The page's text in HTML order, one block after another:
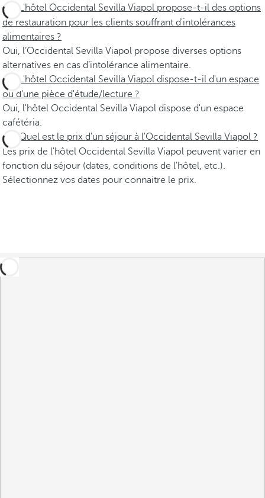
L'hôtel Occidental Sevilla Viapol propose-t-il des options
de restauration pour les clients souffrant d'intolérances
alimentaires ?
Oui, l’Occidental Sevilla Viapol propose diverses options
alternatives en cas d’intolérance alimentaire.
L'hôtel Occidental Sevilla Viapol dispose-t-il d'un espace
ou d'une pièce d'étude/lecture ?
Oui, l'hôtel Occidental Sevilla Viapol dispose d'un espace
cafétéria.
Quel est le prix d'un séjour à l'Occidental Sevilla Viapol ?
Les prix de l'hôtel Occidental Sevilla Viapol peuvent varier en
fonction du séjour (dates, conditions de l'hôtel, etc.).
Sélectionnez vos dates pour connaitre le prix.